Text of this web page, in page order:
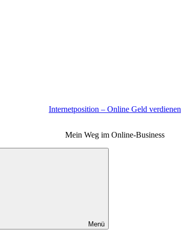
Internetposition – Online Geld verdienen
Mein Weg im Online-Business
Menü